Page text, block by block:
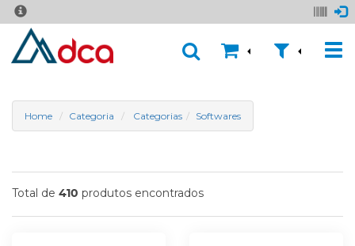
Home Categoria Categorias Softwares
Total de 410 produtos encontrados